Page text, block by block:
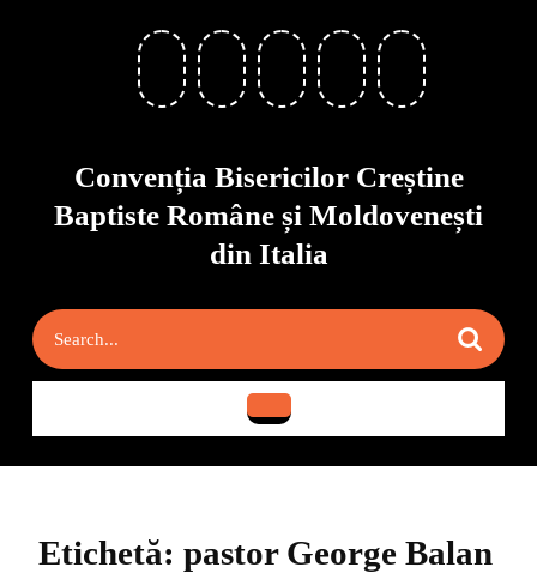
Convenția Bisericilor Creștine
Baptiste Române și Moldovenești
din Italia
Etichetă: pastor George Balan